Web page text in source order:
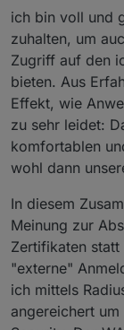
ich bin voll und
zuhalten, um
Zugriff auf den
bieten. Aus
Effekt, wie
zu sehr leidet:
komfortablen
wohl dann
In diesem
Meinung zur
Zertifikaten statt
"externe"
ich mittels
angereichert